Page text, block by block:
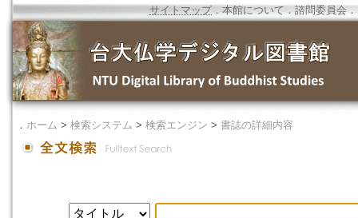
サイトマップ．本館について ． 諮問委員会 ．
． ホーム > 検索システム > 検索エンジン > 書誌の詳細内容